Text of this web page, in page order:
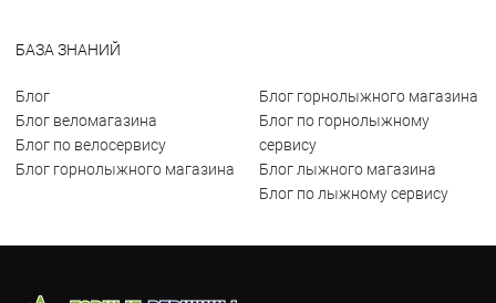
БАЗА ЗНАНИЙ
Блог
Блог веломагазина
Блог по велосервису
Блог горнолыжного магазина
Блог горнолыжного магазина
Блог по горнолыжному
сервису
Блог лыжного магазина
Блог по лыжному сервису